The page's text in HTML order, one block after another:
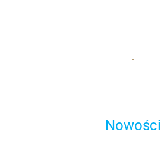
Nowości